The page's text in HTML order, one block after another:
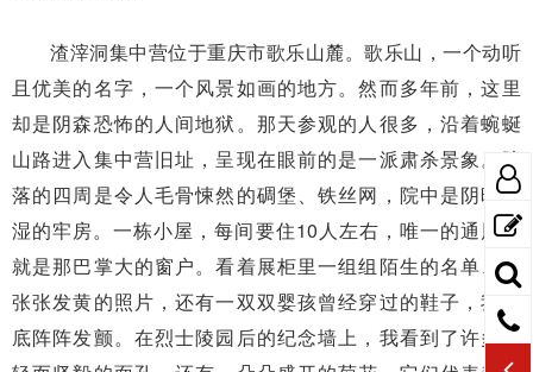
渣滓洞集中营位于重庆市歌乐山麓。歌乐山，一个动听
且优美的名字，一个风景如画的地方。然而多年前，这里
却是阴森恐怖的人间地狱。那天参观的人很多，沿着蜿蜒
山路进入集中营旧址，呈现在眼前的是一派肃杀景象。院
落的四周是令人毛骨悚然的碉堡、铁丝网，院中是阴暗潮
湿的牢房。一栋小屋，每间要住10人左右，唯一的通风口
就是那巴掌大的窗户。看着展柜里一组组陌生的名单、一
张张发黄的照片，还有一双双婴孩曾经穿过的鞋子，我心
底阵阵发颤。在烈士陵园后的纪念墙上，我看到了许多年